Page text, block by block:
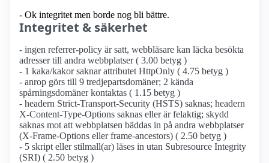
- Ok integritet men borde nog bli bättre.
Integritet & säkerhet
- ingen referrer-policy är satt, webbläsare kan läcka besökta
adresser till andra webbplatser ( 3.00 betyg )
- 1 kaka/kakor saknar attributet HttpOnly ( 4.75 betyg )
- anrop görs till 9 tredjepartsdomäner; 2 kända
spårningsdomäner kontaktas ( 1.15 betyg )
- headern Strict-Transport-Security (HSTS) saknas; headern
X-Content-Type-Options saknas eller är felaktig; skydd
saknas mot att webbplatsen bäddas in på andra webbplatser
(X-Frame-Options eller frame-ancestors) ( 2.50 betyg )
- 5 skript eller stilmall(ar) läses in utan Subresource Integrity
(SRI) ( 2.50 betyg )